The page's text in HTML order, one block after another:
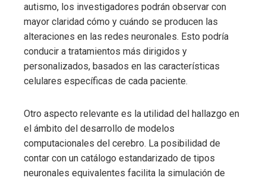
autismo, los investigadores podrán observar con
mayor claridad cómo y cuándo se producen las
alteraciones en las redes neuronales. Esto podría
conducir a tratamientos más dirigidos y
personalizados, basados en las características
celulares específicas de cada paciente.
Otro aspecto relevante es la utilidad del hallazgo en
el ámbito del desarrollo de modelos
computacionales del cerebro. La posibilidad de
contar con un catálogo estandarizado de tipos
neuronales equivalentes facilita la simulación de